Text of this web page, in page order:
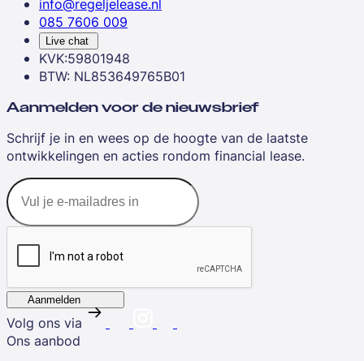
info@regeljelease.nl
085 7606 009
Live chat
KVK:59801948
BTW: NL853649765B01
Aanmelden voor de nieuwsbrief
Schrijf je in en wees op de hoogte van de laatste
ontwikkelingen en acties rondom financial lease.
Aanmelden
Volg ons via
Ons aanbod